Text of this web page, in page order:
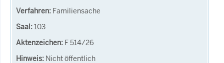
Familiensache
103
F 514/26
Nicht öffentlich